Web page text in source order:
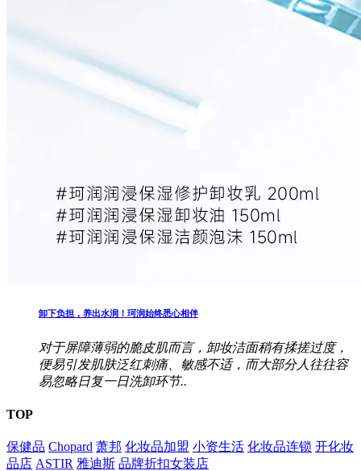
卸下负担，养出水润！珂润始终悉心相伴
对于屏障薄弱的脆皮肌而言，卸妆洁面稍有揉搓过度，
便易引发肌肤泛红刺痛、敏感不适，而大部分人往往容
易忽略日复一日洗卸环节..
TOP
保健品 Chopard 萧邦 化妆品加盟 小资生活 化妆品连锁 开化妆
品店 ASTIR 雅迪斯 品牌折扣女装店